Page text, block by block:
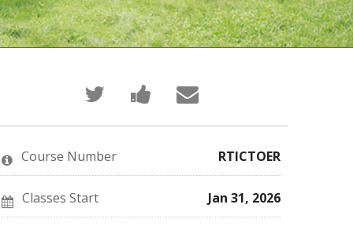
Tweet
that
you've
enrolled
this
course
Post
a Facebook
message
you've
enrolled
course
Email
someone
to
say
enrolled
this
course
Course Number RTICTOER
Classes Start Jan 31, 2026